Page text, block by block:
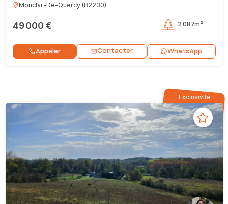
Monclar-De-Quercy(82230)
49 000 € 2 087m²
Appeler Contacter WhatsApp
Exclusivité